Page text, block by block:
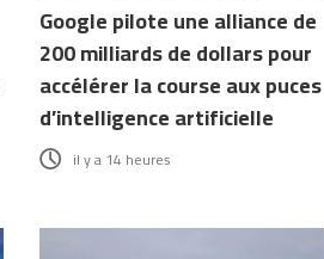
Google pilote une alliance de
200 milliards de dollars pour
accélérer la course aux puces
d’intelligence artificielle
il y a 14 heures